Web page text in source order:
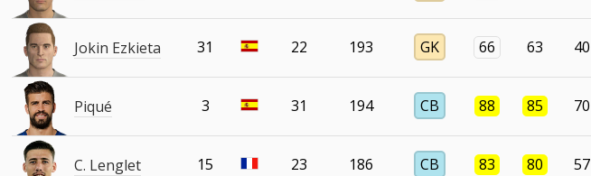
Jokin Ezkieta 31 22 193 GK 66 63 40
Piqué 3 31 194 CB 88 85 70
C. Lenglet 15 23 186 CB 83 80 57